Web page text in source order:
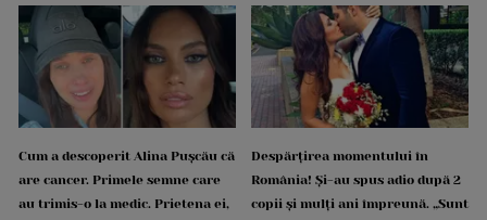
Cum a descoperit Alina Pușcău că
are cancer. Primele semne care
au trimis-o la medic. Prietena ei,
Despărțirea momentului în
România! Și-au spus adio după 2
copii și mulți ani împreună. „Sunt